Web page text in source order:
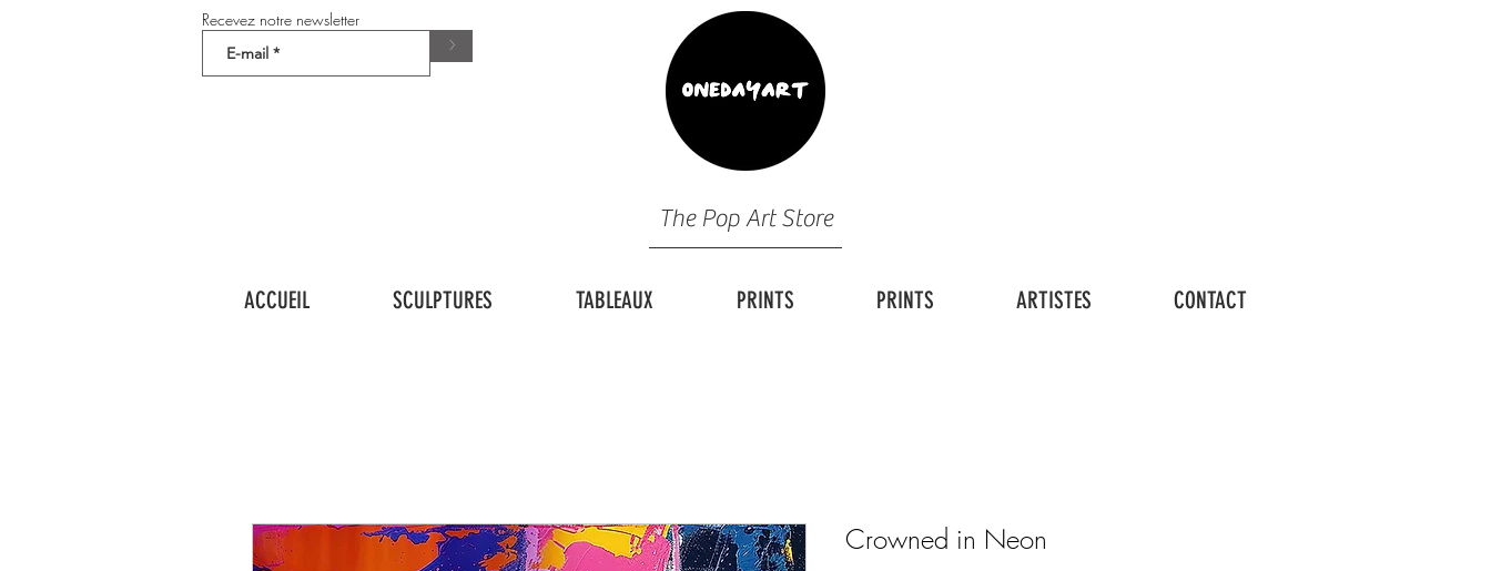
Recevez notre newsletter
>
The Pop Art Store
ACCUEIL SCULPTURES TABLEAUX PRINTS PRINTS ARTISTES CONTACT
Crowned in Neon